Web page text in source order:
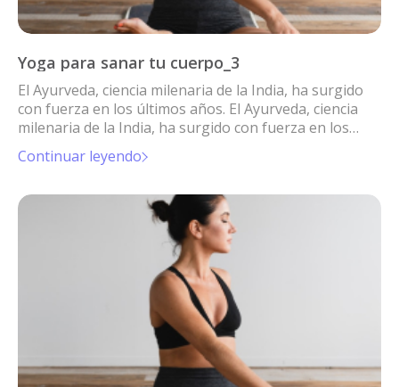
Yoga para sanar tu cuerpo_3
El Ayurveda, ciencia milenaria de la India, ha surgido
con fuerza en los últimos años. El Ayurveda, ciencia
milenaria de la India, ha surgido con fuerza en los
últimos años.
Continuar leyendo